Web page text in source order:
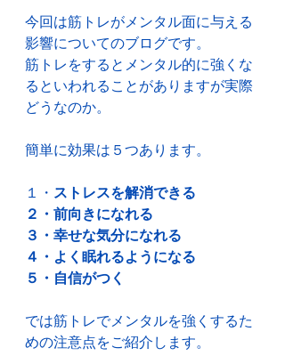
今回は筋トレがメンタル面に与える
影響についてのブログです。
筋トレをするとメンタル的に強くな
るといわれることがありますが実際
どうなのか。
簡単に効果は５つあります。
１・ ストレスを解消できる
２・前向きになれる
３・幸せな気分になれる
４・よく眠れるようになる
５・自信がつく
では筋トレでメンタルを強くするた
めの注意点をご紹介します。